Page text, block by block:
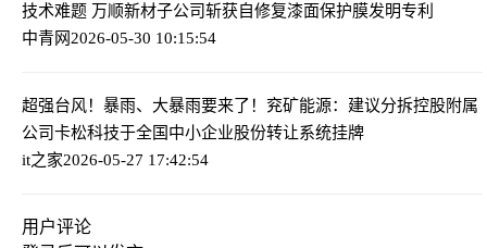
技术难题 万顺新材子公司斩获自修复漆面保护膜发明专利
中青网2026-05-30 10:15:54
超强台风！暴雨、大暴雨要来了！ 兖矿能源：建议分拆控股附属
公司卡松科技于全国中小企业股份转让系统挂牌
it之家2026-05-27 17:42:54
用户评论